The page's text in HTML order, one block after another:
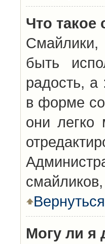
Что такое
Смайлики,
быть
радость, а
в форме
они легко
Могу ли я